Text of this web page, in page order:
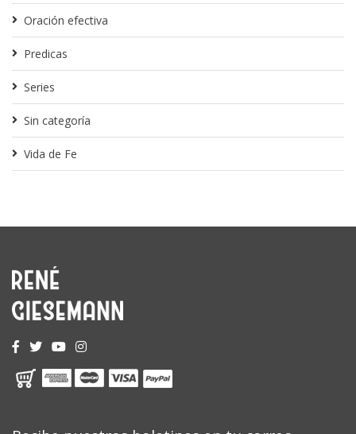
Oración efectiva
Predicas
Series
Sin categoría
Vida de Fe